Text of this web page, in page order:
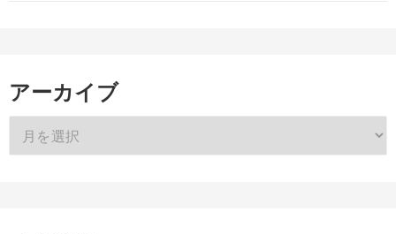
アーカイブ